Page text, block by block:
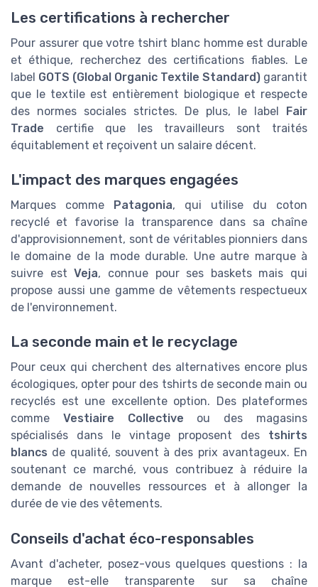
Les certifications à rechercher
Pour assurer que votre tshirt blanc homme est durable
et éthique, recherchez des certifications fiables. Le
label GOTS (Global Organic Textile Standard) garantit
que le textile est entièrement biologique et respecte
des normes sociales strictes. De plus, le label Fair
Trade certifie que les travailleurs sont traités
équitablement et reçoivent un salaire décent.
L'impact des marques engagées
Marques comme Patagonia, qui utilise du coton
recyclé et favorise la transparence dans sa chaîne
d'approvisionnement, sont de véritables pionniers dans
le domaine de la mode durable. Une autre marque à
suivre estVeja, connue pour ses baskets mais qui
propose aussi une gamme de vêtements respectueux
de l'environnement.
La seconde main et le recyclage
Pour ceux qui cherchent des alternatives encore plus
écologiques, opter pour des tshirts de seconde main ou
recyclés est une excellente option. Des plateformes
comme Vestiaire Collective ou des magasins
spécialisés dans le vintage proposent des tshirts
blancs de qualité, souvent à des prix avantageux. En
soutenant ce marché, vous contribuez à réduire la
demande de nouvelles ressources et à allonger la
durée de vie des vêtements.
Conseils d'achat éco-responsables
Avant d'acheter, posez-vous quelques questions : la
marque est-elle transparente sur sa chaîne